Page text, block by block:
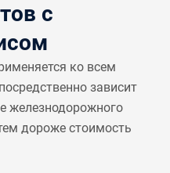
с
ко всем
зависит
железнодорожного
дороже стоимость